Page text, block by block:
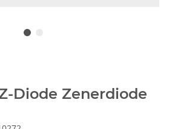
Diode Zenerdiode